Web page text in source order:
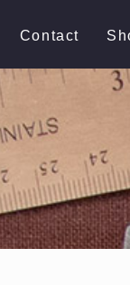
Contact